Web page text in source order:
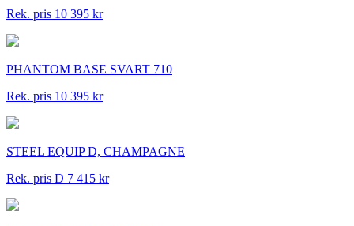
Rek. pris 10 395 kr
PHANTOM BASE SVART 710
Rek. pris 10 395 kr
STEEL EQUIP D, CHAMPAGNE
Rek. pris D 7 415 kr